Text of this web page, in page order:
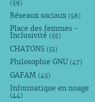
(59)
Réseaux sociaux (56)
Place des femmes -
Inclusivité (55)
CHATONS (51)
Philosophie GNU (47)
GAFAM (45)
Informatique en nuage
(44)